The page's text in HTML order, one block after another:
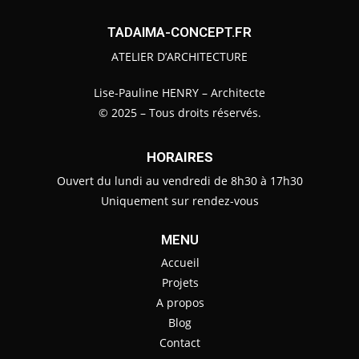
TADAIMA-CONCEPT.FR
ATELIER D’ARCHITECTURE
Lise-Pauline HENRY – Architecte
© 2025 – Tous droits réservés.
HORAIRES
Ouvert du lundi au vendredi de 8h30 à 17h30
Uniquement sur rendez-vous
MENU
Accueil
Projets
A propos
Blog
Contact